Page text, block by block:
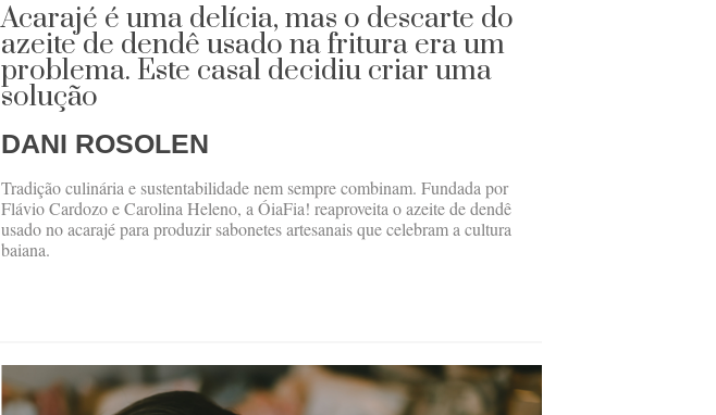
Acarajé é uma delícia, mas o descarte do
azeite de dendê usado na fritura era um
problema. Este casal decidiu criar uma
solução
DANI ROSOLEN
Tradição culinária e sustentabilidade nem sempre combinam. Fundada por
Flávio Cardozo e Carolina Heleno, a ÓiaFia! reaproveita o azeite de dendê
usado no acarajé para produzir sabonetes artesanais que celebram a cultura
baiana.